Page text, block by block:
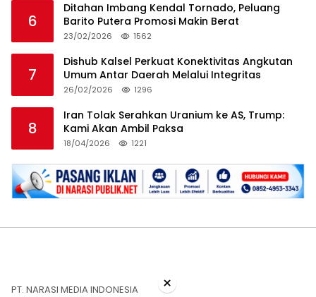
6
Ditahan Imbang Kendal Tornado, Peluang
Barito Putera Promosi Makin Berat
23/02/2026 1562
7
Dishub Kalsel Perkuat Konektivitas Angkutan
Umum Antar Daerah Melalui Integritas
26/02/2026 1296
8
Iran Tolak Serahkan Uranium ke AS, Trump:
Kami Akan Ambil Paksa
18/04/2026 1221
PT. NARASI MEDIA INDONESIA ×